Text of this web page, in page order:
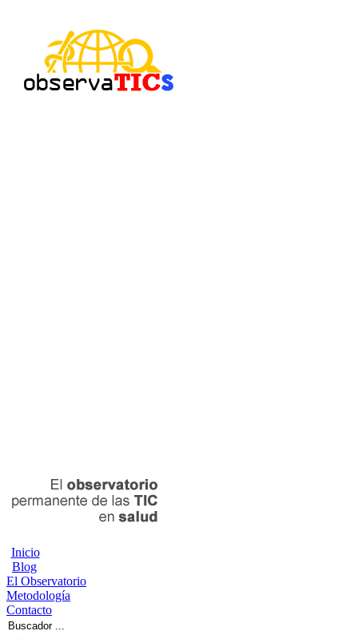
Inicio
Blog
El Observatorio
Metodología
Contacto